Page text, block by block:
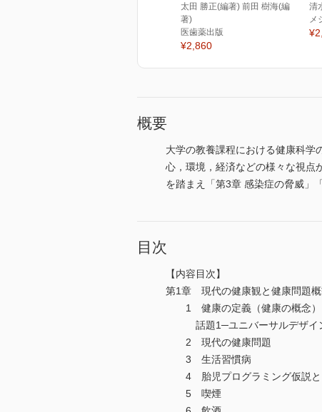
太田 勝正(編著) 前田 樹海(編
著)
医歯薬出版
¥2,860
清
メ
概要
大学の教養課程における健康科学
心，環境，経済などの様々な視点
を踏まえ「第3章 感染症の脅威」
目次
【内容目次】
第1章 現代の健康観と健康問題
1 健康の定義（健康の概念）
話題1─ユニバーサルデザイ
2 現代の健康問題
3 生活習慣病
4 胎児プログラミング仮説と
5 喫煙